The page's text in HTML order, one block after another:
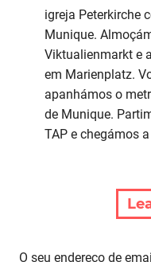
igreja Peterkirche
Munique.
Viktualienmarkt e
em Marienplatz.
apanhámos o
de Munique.
TAP e chegámos
O seu endereço de